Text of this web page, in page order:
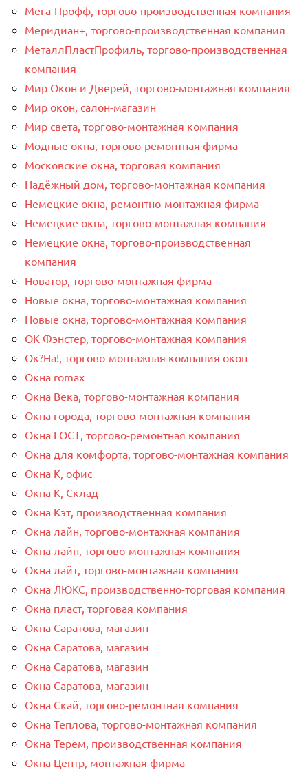
Мега-Профф, торгово-производственная компания
Меридиан+, торгово-производственная компания
МеталлПластПрофиль, торгово-производственная
компания
Мир Окон и Дверей, торгово-монтажная компания
Мир окон, салон-магазин
Мир света, торгово-монтажная компания
Модные окна, торгово-ремонтная фирма
Московские окна, торговая компания
Надёжный дом, торгово-монтажная компания
Немецкие окна, ремонтно-монтажная фирма
Немецкие окна, торгово-монтажная компания
Немецкие окна, торгово-производственная
компания
Новатор, торгово-монтажная фирма
Новые окна, торгово-монтажная компания
Новые окна, торгово-монтажная компания
ОК Фэнстер, торгово-монтажная компания
Ок?На!, торгово-монтажная компания окон
Окна romax
Окна Века, торгово-монтажная компания
Окна города, торгово-монтажная компания
Окна ГОСТ, торгово-ремонтная компания
Окна для комфорта, торгово-монтажная компания
Окна К, офис
Окна К, Склад
Окна Кэт, производственная компания
Окна лайн, торгово-монтажная компания
Окна лайн, торгово-монтажная компания
Окна лайт, торгово-монтажная компания
Окна ЛЮКС, производственно-торговая компания
Окна пласт, торговая компания
Окна Саратова, магазин
Окна Саратова, магазин
Окна Саратова, магазин
Окна Саратова, магазин
Окна Скай, торгово-ремонтная компания
Окна Теплова, торгово-монтажная компания
Окна Терем, производственная компания
Окна Центр, монтажная фирма